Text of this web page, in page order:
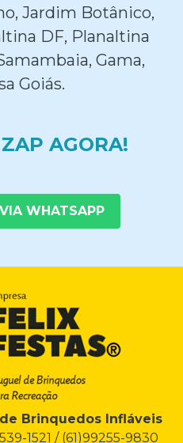
Jardim Botânico,
DF, Planaltina
Gama,
Goiás.
AGORA!
WHATSAPP
Brinquedos Infláveis
1521 / (61)99255-9830